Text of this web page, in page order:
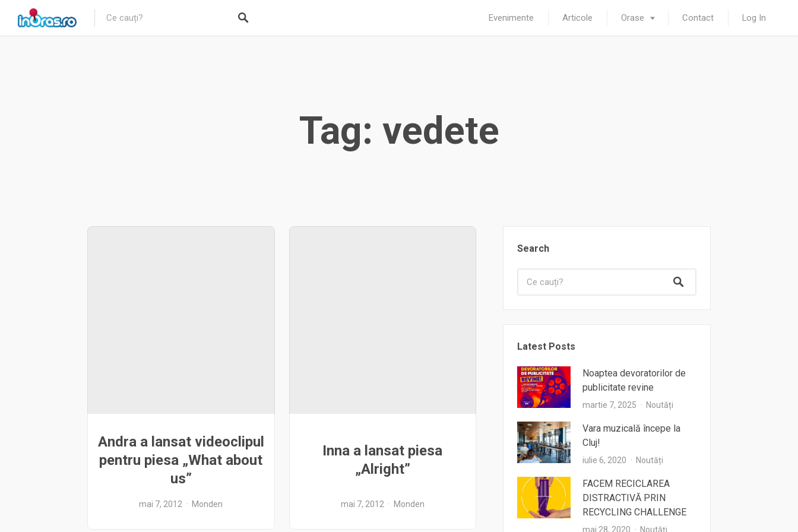
Evenimente Articole Orase Contact Log In
Tag: vedete
Andra a lansat videoclipul
pentru piesa „What about
us”
mai 7, 2012 Monden
Inna a lansat piesa
„Alright”
mai 7, 2012 Monden
Search
Latest Posts
Noaptea devoratorilor de
publicitate revine
martie 7, 2025 Noutăți
Vara muzicală începe la
Cluj!
iulie 6, 2020 Noutăți
FACEM RECICLAREA
DISTRACTIVĂ PRIN
RECYCLING CHALLENGE
mai 28, 2020 Noutăți